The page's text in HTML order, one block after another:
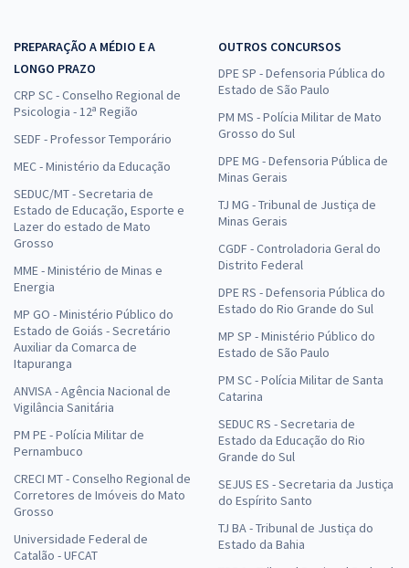
PREPARAÇÃO A MÉDIO E A
LONGO PRAZO
CRP SC - Conselho Regional de
Psicologia - 12ª Região
SEDF - Professor Temporário
MEC - Ministério da Educação
SEDUC/MT - Secretaria de
Estado de Educação, Esporte e
Lazer do estado de Mato
Grosso
MME - Ministério de Minas e
Energia
MP GO - Ministério Público do
Estado de Goiás - Secretário
Auxiliar da Comarca de
Itapuranga
ANVISA - Agência Nacional de
Vigilância Sanitária
PM PE - Polícia Militar de
Pernambuco
CRECI MT - Conselho Regional de
Corretores de Imóveis do Mato
Grosso
Universidade Federal de
Catalão - UFCAT
OUTROS CONCURSOS
DPE SP - Defensoria Pública do
Estado de São Paulo
PM MS - Polícia Militar de Mato
Grosso do Sul
DPE MG - Defensoria Pública de
Minas Gerais
TJ MG - Tribunal de Justiça de
Minas Gerais
CGDF - Controladoria Geral do
Distrito Federal
DPE RS - Defensoria Pública do
Estado do Rio Grande do Sul
MP SP - Ministério Público do
Estado de São Paulo
PM SC - Polícia Militar de Santa
Catarina
SEDUC RS - Secretaria de
Estado da Educação do Rio
Grande do Sul
SEJUS ES - Secretaria da Justiça
do Espírito Santo
TJ BA - Tribunal de Justiça do
Estado da Bahia